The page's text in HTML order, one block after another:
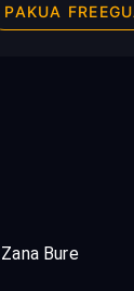
PAKUA
Zana Bure